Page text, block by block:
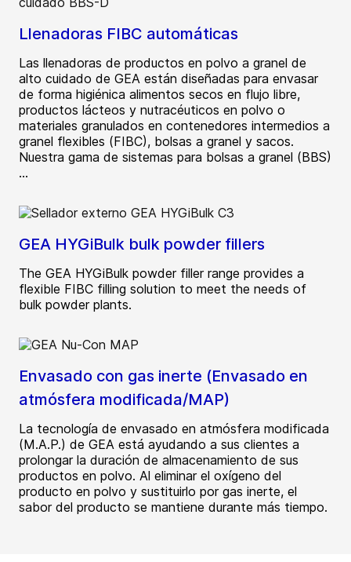
Llenadoras FIBC automáticas
Las llenadoras de productos en polvo a granel de
alto cuidado de GEA están diseñadas para envasar
de forma higiénica alimentos secos en flujo libre,
productos lácteos y nutracéuticos en polvo o
materiales granulados en contenedores intermedios a
granel flexibles (FIBC), bolsas a granel y sacos.
Nuestra gama de sistemas para bolsas a granel (BBS)
...
GEA HYGiBulk bulk powder fillers
The GEA HYGiBulk powder filler range provides a
flexible FIBC filling solution to meet the needs of
bulk powder plants.
Envasado con gas inerte (Envasado en
atmósfera modificada/MAP)
La tecnología de envasado en atmósfera modificada
(M.A.P.) de GEA está ayudando a sus clientes a
prolongar la duración de almacenamiento de sus
productos en polvo. Al eliminar el oxígeno del
producto en polvo y sustituirlo por gas inerte, el
sabor del producto se mantiene durante más tiempo.